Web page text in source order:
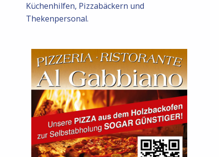
Küchenhilfen, Pizzabäckern und
Thekenpersonal.